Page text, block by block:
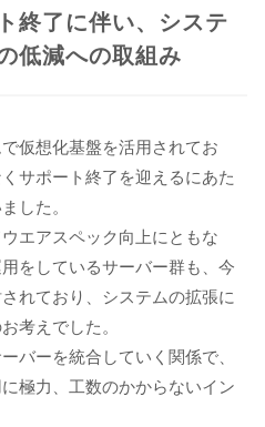
終了に伴い、システ
低減への取組み
仮想化基盤を活用されてお
サポート終了を迎えるにあた
した。
エアスペック向上にともな
をしているサーバー群も、今
れており、システムの拡張に
考えでした。
バーを統合していく関係で、
極力、工数のかからないイン